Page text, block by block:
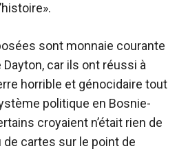
sont monnaie courante
car ils ont réussi à
horrible et génocidaire tout
politique en Bosnie-
croyaient n’était rien de
de cartes sur le point de